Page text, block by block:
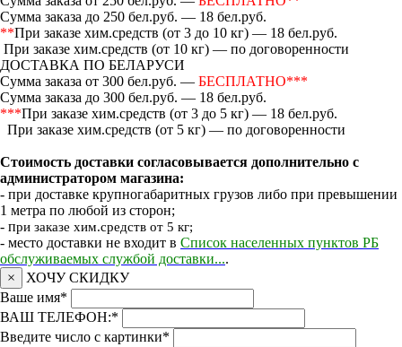
Сумма заказа до 250 бел.руб. — 18 бел.руб.
**При заказе хим.средств (от 3 до 10 кг) — 18 бел.руб.
При заказе хим.средств (от 10 кг) — по договоренности
ДОСТАВКА ПО БЕЛАРУСИ
Сумма заказа от 300 бел.руб. — БЕСПЛАТНО***
Сумма заказа до 300 бел.руб. — 18 бел.руб.
***При заказе хим.средств (от 3 до 5 кг) — 18 бел.руб.
При заказе хим.средств (от 5 кг) — по договоренности
Стоимость доставки согласовывается дополнительно с
администратором магазина:
- при доставке крупногабаритных грузов либо при превышении
1 метра по любой из сторон;
- при заказе хим.средств от 5 кг;
- место доставки не входит в Список населенных пунктов РБ
обслуживаемых службой доставки....
×
ХОЧУ СКИДКУ
Ваше имя*
ВАШ ТЕЛЕФОН:*
Введите число с картинки*